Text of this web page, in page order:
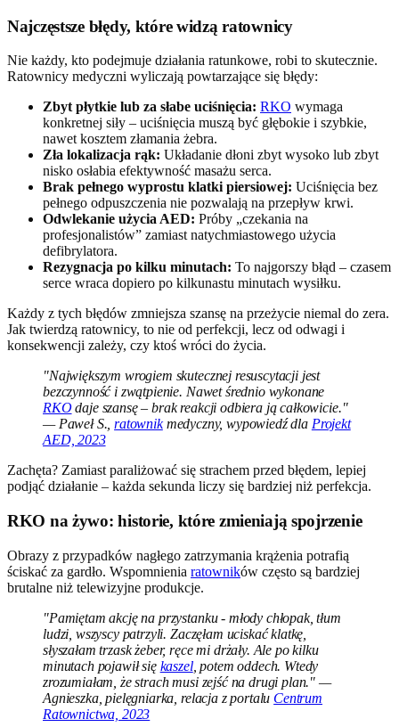
Najczęstsze błędy, które widzą ratownicy
Nie każdy, kto podejmuje działania ratunkowe, robi to skutecznie.
Ratownicy medyczni wyliczają powtarzające się błędy:
Zbyt płytkie lub za słabe uciśnięcia: RKO wymaga
konkretnej siły – uciśnięcia muszą być głębokie i szybkie,
nawet kosztem złamania żebra.
Zła lokalizacja rąk: Układanie dłoni zbyt wysoko lub zbyt
nisko osłabia efektywność masażu serca.
Brak pełnego wyprostu klatki piersiowej: Uciśnięcia bez
pełnego odpuszczenia nie pozwalają na przepływ krwi.
Odwlekanie użycia AED: Próby „czekania na
profesjonalistów” zamiast natychmiastowego użycia
defibrylatora.
Rezygnacja po kilku minutach: To najgorszy błąd – czasem
serce wraca dopiero po kilkunastu minutach wysiłku.
Każdy z tych błędów zmniejsza szansę na przeżycie niemal do zera.
Jak twierdzą ratownicy, to nie od perfekcji, lecz od odwagi i
konsekwencji zależy, czy ktoś wróci do życia.
"Największym wrogiem skutecznej resuscytacji jest
bezczynność i zwątpienie. Nawet średnio wykonane
RKOdaje szansę – brak reakcji odbiera ją całkowicie."
— Paweł S.,ratownikmedyczny, wypowiedź dla Projekt
AED, 2023
Zachęta? Zamiast paraliżować się strachem przed błędem, lepiej
podjąć działanie – każda sekunda liczy się bardziej niż perfekcja.
RKO na żywo: historie, które zmieniają spojrzenie
Obrazy z przypadków nagłego zatrzymania krążenia potrafią
ściskać za gardło. Wspomnienia ratowników często są bardziej
brutalne niż telewizyjne produkcje.
"Pamiętam akcję na przystanku - młody chłopak, tłum
ludzi, wszyscy patrzyli. Zaczęłam uciskać klatkę,
słyszałam trzask żeber, ręce mi drżały. Ale po kilku
minutach pojawił się kaszel, potem oddech. Wtedy
zrozumiałam, że strach musi zejść na drugi plan." —
Agnieszka, pielęgniarka, relacja z portalu Centrum
Ratownictwa, 2023